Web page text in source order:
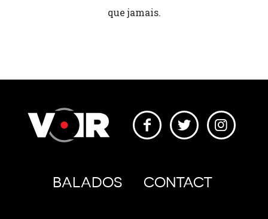
que jamais.
BALADOS CONTACT